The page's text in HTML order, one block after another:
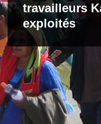
travailleurs
exploités